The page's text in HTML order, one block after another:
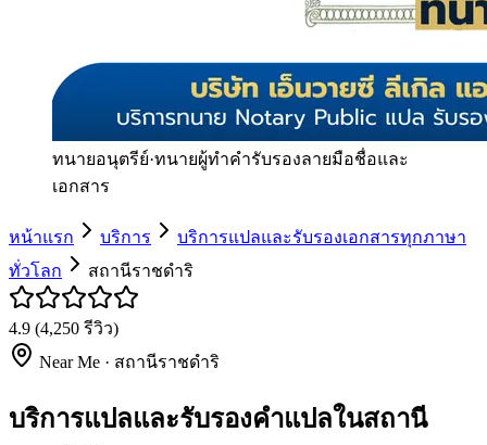
ทนายอนุตรีย์·ทนายผู้ทำคำรับรองลายมือชื่อและ
เอกสาร
หน้าแรก บริการ
บริการแปลและรับรองเอกสารทุกภาษา
ทั่วโลก
สถานีราชดำริ
4.9 (4,250 รีวิว)
Near Me · สถานีราชดำริ
บริการแปลและรับรองคำแปลในสถานี